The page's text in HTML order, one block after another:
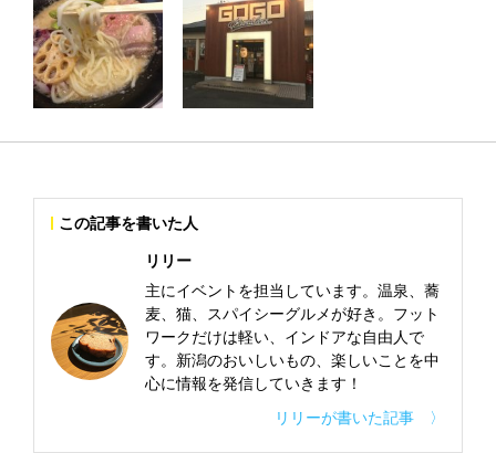
この記事を書いた人
リリー
主にイベントを担当しています。温泉、蕎
麦、猫、スパイシーグルメが好き。フット
ワークだけは軽い、インドアな自由人で
す。新潟のおいしいもの、楽しいことを中
心に情報を発信していきます！
リリーが書いた記事 〉